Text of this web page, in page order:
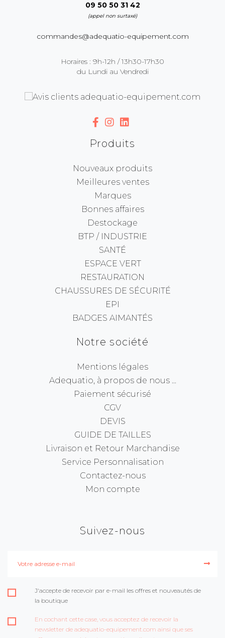
09 50 50 31 42
(appel non surtaxé)
commandes@adequatio-equipement.com
Horaires : 9h-12h / 13h30-17h30
du Lundi au Vendredi
Produits
Nouveaux produits
Meilleures ventes
Marques
Bonnes affaires
Destockage
BTP / INDUSTRIE
SANTÉ
ESPACE VERT
RESTAURATION
CHAUSSURES DE SÉCURITÉ
EPI
BADGES AIMANTÉS
Notre société
Mentions légales
Adequatio, à propos de nous ...
Paiement sécurisé
CGV
DEVIS
GUIDE DE TAILLES
Livraison et Retour Marchandise
Service Personnalisation
Contactez-nous
Mon compte
Suivez-nous
J'accepte de recevoir par e-mail les offres et nouveautés de
la boutique
En cochant cette case, vous acceptez de recevoir la
newsletter de adequatio-equipement.com ainsi que ses